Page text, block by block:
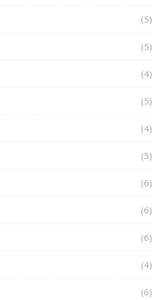
(5)
(5)
(4)
(5)
(4)
(5)
(6)
(6)
(6)
(4)
(6)